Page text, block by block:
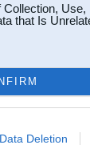
Collection,
that Is
Data Deletion